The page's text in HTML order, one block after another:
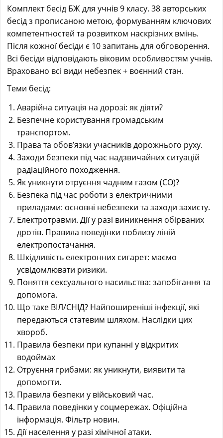
Комплект бесід БЖ для учнів 9 класу. 38 авторських
бесід з прописаною метою, формуванням ключових
компетентностей та розвитком наскрізних вмінь.
Після кожної бесіди є 10 запитань для обговорення.
Всі бесіди відповідають віковим особливостям учнів.
Враховано всі види небезпек + воєнний стан.
Теми бесід:
Аварійна ситуація на дорозі: як діяти?
Безпечне користування громадським
транспортом.
Права та обов’язки учасників дорожнього руху.
Заходи безпеки під час надзвичайних ситуацій
радіаційного походження.
Як уникнути отруєння чадним газом (CO)?
Безпека під час роботи з електричними
приладами: основні небезпеки та заходи захисту.
Електротравми. Дії у разі виникнення обірваних
дротів. Правила поведінки поблизу ліній
електропостачання.
Шкідливість електронних сигарет: маємо
усвідомлювати ризики.
Поняття сексуального насильства: запобігання та
допомога.
Що таке ВІЛ/СНІД? Найпоширеніші інфекції, які
передаються статевим шляхом. Наслідки цих
хвороб.
Правила безпеки при купанні у відкритих
водоймах
Отруєння грибами: як уникнути, виявити та
допомогти.
Правила безпеки у військовий час.
Правила поведінки у соцмережах. Офіційна
інформація. Фільтр новин.
Дії населення у разі хімічної атаки.